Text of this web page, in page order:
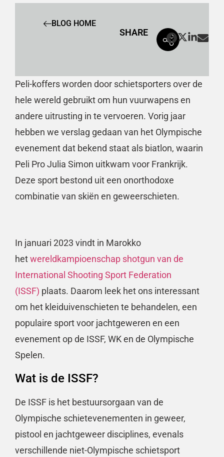
BLOG HOME
SHARE
Peli-koffers worden door schietsporters over de
hele wereld gebruikt om hun vuurwapens en
andere uitrusting in te vervoeren. Vorig jaar
hebben we verslag gedaan van het Olympische
evenement dat bekend staat als biatlon, waarin
Peli Pro Julia Simon uitkwam voor Frankrijk.
Deze sport bestond uit een onorthodoxe
combinatie van skiën en geweerschieten.
In januari 2023 vindt in Marokko
hetwereldkampioenschap shotgun van de
International Shooting Sport Federation
(ISSF) plaats. Daarom leek het ons interessant
om het kleiduivenschieten te behandelen, een
populaire sport voor jachtgeweren en een
evenement op de ISSF, WK en de Olympische
Spelen.
Wat is de ISSF?
De ISSF is het bestuursorgaan van de
Olympische schietevenementen in geweer,
pistool en jachtgeweer disciplines, evenals
verschillende niet-Olympische schietsport